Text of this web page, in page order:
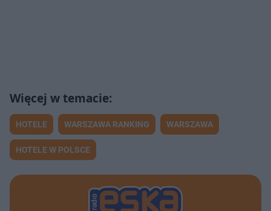
HOTELE WARSZAWA RANKING WARSZAWA
HOTELE W POLSCE